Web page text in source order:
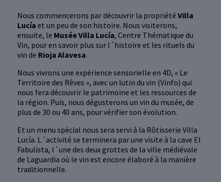
Nous commencerons par découvrir la propriétéVilla
Lucía et un peu de son histoire. Nous visiterons,
ensuite, le Musée Villa Lucía, Centre Thématique du
Vin, pour en savoir plus sur l´histoire et les rituels du
vin de Rioja Alavesa.
Nous vivrons une expérience sensorielle en 4D, « Le
Territoire des Rêves », avec un lutin du vin (Vinfo) qui
nous fera découvrir le patrimoine et les ressources de
la région. Puis, nous dégusterons un vin du musée, de
plus de 30 ou 40 ans, pour vérifier son évolution.
Et un menu spécial nous sera servi à la Rôtisserie Villa
Lucía. L´activité se terminera par une visite à la cave El
Fabulista, l´une des deux grottes de la ville médiévale
de Laguardia où le vin est encore élaboré à la manière
traditionnelle.